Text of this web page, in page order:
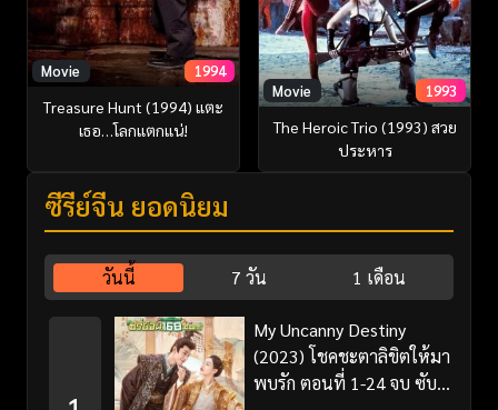
Movie 1994
Treasure Hunt (1994) แตะ
เธอ…โลกแตกแน่!
Movie 1993
The Heroic Trio (1993) สวย
ประหาร
ซีรี่ย์จีน ยอดนิยม
วันนี้ 7 วัน 1 เดือน
My Uncanny Destiny
(2023) โชคชะตาลิขิตให้มา
พบรัก ตอนที่ 1-24 จบ ซับ